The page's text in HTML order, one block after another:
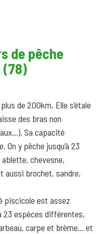
de pêche
(78)
de 200km. Elle s’étale
des bras non
Sa capacité
y pêche jusqu’à 23
chevesne,
aussi brochet, sandre,
piscicole est assez
23 espèces différentes,
carpe et brème… et